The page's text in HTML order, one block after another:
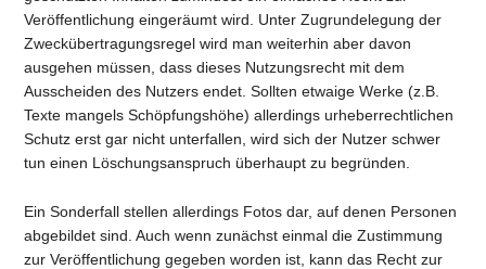
Veröffentlichung eingeräumt wird. Unter Zugrundelegung der
Zweckübertragungsregel wird man weiterhin aber davon
ausgehen müssen, dass dieses Nutzungsrecht mit dem
Ausscheiden des Nutzers endet. Sollten etwaige Werke (z.B.
Texte mangels Schöpfungshöhe) allerdings urheberrechtlichen
Schutz erst gar nicht unterfallen, wird sich der Nutzer schwer
tun einen Löschungsanspruch überhaupt zu begründen.
Ein Sonderfall stellen allerdings Fotos dar, auf denen Personen
abgebildet sind. Auch wenn zunächst einmal die Zustimmung
zur Veröffentlichung gegeben worden ist, kann das Recht zur